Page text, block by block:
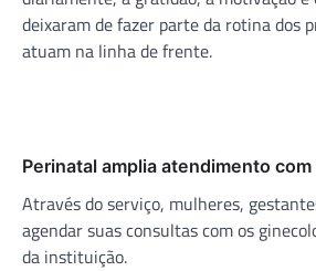
deixaram de fazer parte da rotina dos
atuam na linha de frente.
Perinatal amplia atendimento
Através do serviço, mulheres,
agendar suas consultas com os
da instituição.